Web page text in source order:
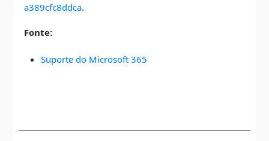
a389cfc8ddca.
Fonte:
Suporte do Microsoft 365